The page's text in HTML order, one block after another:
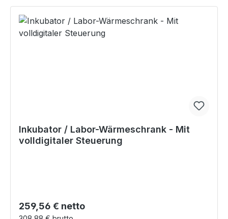
Inkubator / Labor-Wärmeschrank - Mit
volldigitaler Steuerung
Regulärer Preis:
259,56 € netto